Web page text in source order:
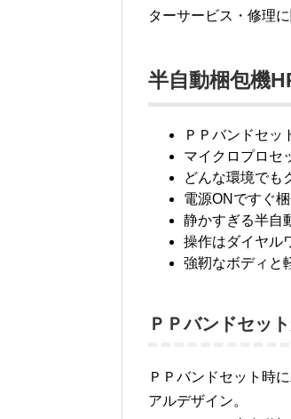
ターサービス・修理
半自動梱包機
ＰＰバンドセッ
マイクロプロセ
どんな環境でも
電源ONですぐ
静かすぎる半自
操作はダイヤル
強靭なボディと
ＰＰバンドセッ
ＰＰバンドセット時
アルデザイン。